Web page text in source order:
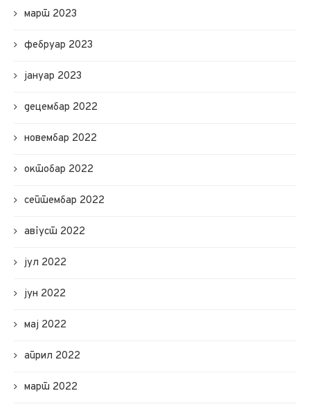
март 2023
фебруар 2023
јануар 2023
децембар 2022
новембар 2022
октобар 2022
септембар 2022
август 2022
јул 2022
јун 2022
мај 2022
април 2022
март 2022